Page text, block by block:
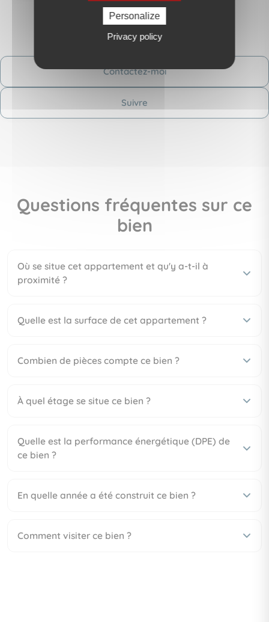
Contactez-moi
Suivre
Questions fréquentes sur ce
bien
Où se situe cet appartement et qu'y a-t-il à
proximité ?
Quelle est la surface de cet appartement ?
Combien de pièces compte ce bien ?
À quel étage se situe ce bien ?
Quelle est la performance énergétique (DPE) de
ce bien ?
En quelle année a été construit ce bien ?
Comment visiter ce bien ?
Personalize
Privacy policy